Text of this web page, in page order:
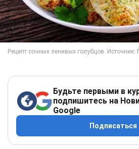
Будьте первыми в
подпишитесь на
Google
Подписаться